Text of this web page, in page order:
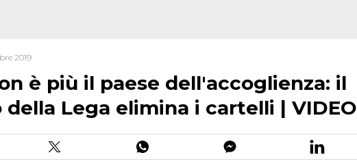
2019
è più il paese dell'accoglienza: il
della Lega elimina i cartelli | VIDEO